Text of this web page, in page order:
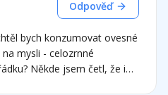
nebezpečná pro regeneraci střeva? Děkuji.
Odpověď
bych konzumovat ovesné
mysli - celozrnné
Někde jsem četl, že i